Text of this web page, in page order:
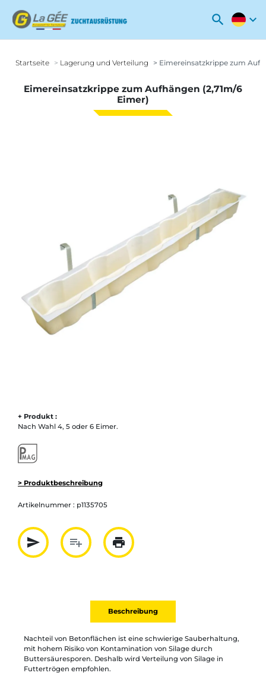
search expand_more
Startseite Lagerung und Verteilung Eimereinsatzkrippe zum
Eimereinsatzkrippe zum Aufhängen (2,71m/6
Eimer)
+ Produkt :
Nach Wahl 4, 5 oder 6 Eimer.
> Produktbeschreibung
Artikelnummer : p1135705
send
Partager par mail
playlist_add
Ajouter à la liste
print
Imprimer
Beschreibung
Nachteil von Betonflächen ist eine schwierige Sauberhaltung,
mit hohem Risiko von Kontamination von Silage durch
Buttersäuresporen. Deshalb wird Verteilung von Silage in
Futtertrögen empfohlen.